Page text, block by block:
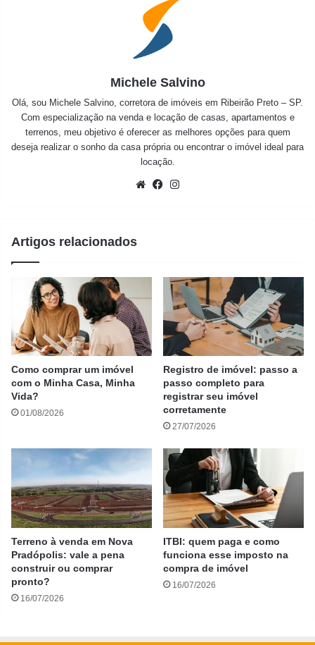
Michele Salvino
Olá, sou Michele Salvino, corretora de imóveis em Ribeirão Preto – SP.
Com especialização na venda e locação de casas, apartamentos e
terrenos, meu objetivo é oferecer as melhores opções para quem
deseja realizar o sonho da casa própria ou encontrar o imóvel ideal para
locação.
WebsiteFacebook
Artigos relacionados
Como comprar um imóvel
com o Minha Casa, Minha
Vida?
01/08/2026
Registro de imóvel: passo a
passo completo para
registrar seu imóvel
corretamente
27/07/2026
Terreno à venda em Nova
Pradópolis: vale a pena
construir ou comprar
pronto?
16/07/2026
ITBI: quem paga e como
funciona esse imposto na
compra de imóvel
16/07/2026